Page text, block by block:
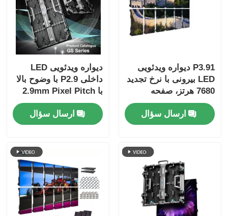
P3.91 دیواره ویدئویی
LED بیرونی با نرخ تجدید
7680 هرتز، صفحه
نمایش کامل رنگی و
محافظت IP65 برای
کنسرت ها و رویدادهای
ارسال سؤال
دیواره ویدئویی LED
داخلی P2.9 با وضوح بالا
با 2.9mm Pixel Pitch
3840 Hz Refresh Rate
و 4500cd / sqm
روشنایی
ارسال سؤال